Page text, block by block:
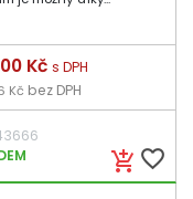
add_shopping_cart favorite_border
Kč s DPH
Kč bez DPH